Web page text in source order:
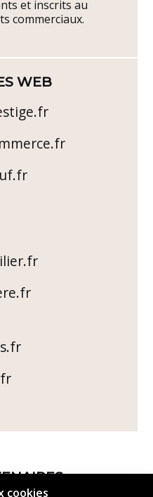
cookies
et inscrits au
commerciaux.
WEB